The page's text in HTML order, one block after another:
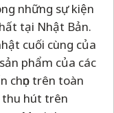
những sự kiện
tại Nhật Bản.
cuối cùng của
phẩm của các
chọn trên toàn
thu hút trên